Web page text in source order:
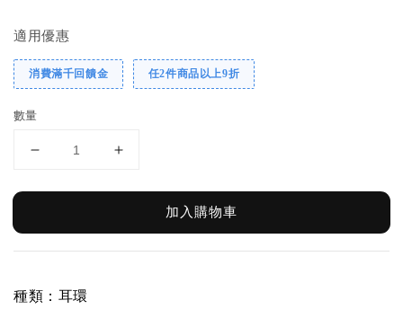
適用優惠
消費滿千回饋金 任2件商品以上9折
數量
加入購物車
種類：耳環